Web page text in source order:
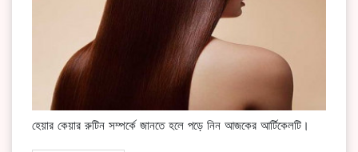
হেয়ার কেয়ার রুটিন সম্পর্কে জানতে হলে পড়ে নিন আজকের আর্টিকেলটি।